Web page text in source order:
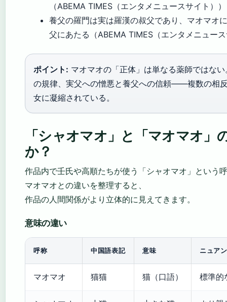
（ABEMA TIMES（エンタメニュースサイト））
養父の羅門は実は羅漢の叔父であり、マオマオ
父にあたる（ABEMA TIMES（エンタメニュー
ポイント: マオマオの「正体」は単なる薬師ではな
の規律、実父への憎悪と養父への信頼——複数の相
女に凝縮されている。
「シャオマオ」と「マオマオ」
か？
作品内で壬氏や高順たちが使う「シャオマオ」という
マオマオとの違いを整理すると、
作品の人間関係がより立体的に見えてきます。
意味の違い
呼称 中国語表記 意味 ニュア
マオマオ 猫猫 猫（口語） 標準的